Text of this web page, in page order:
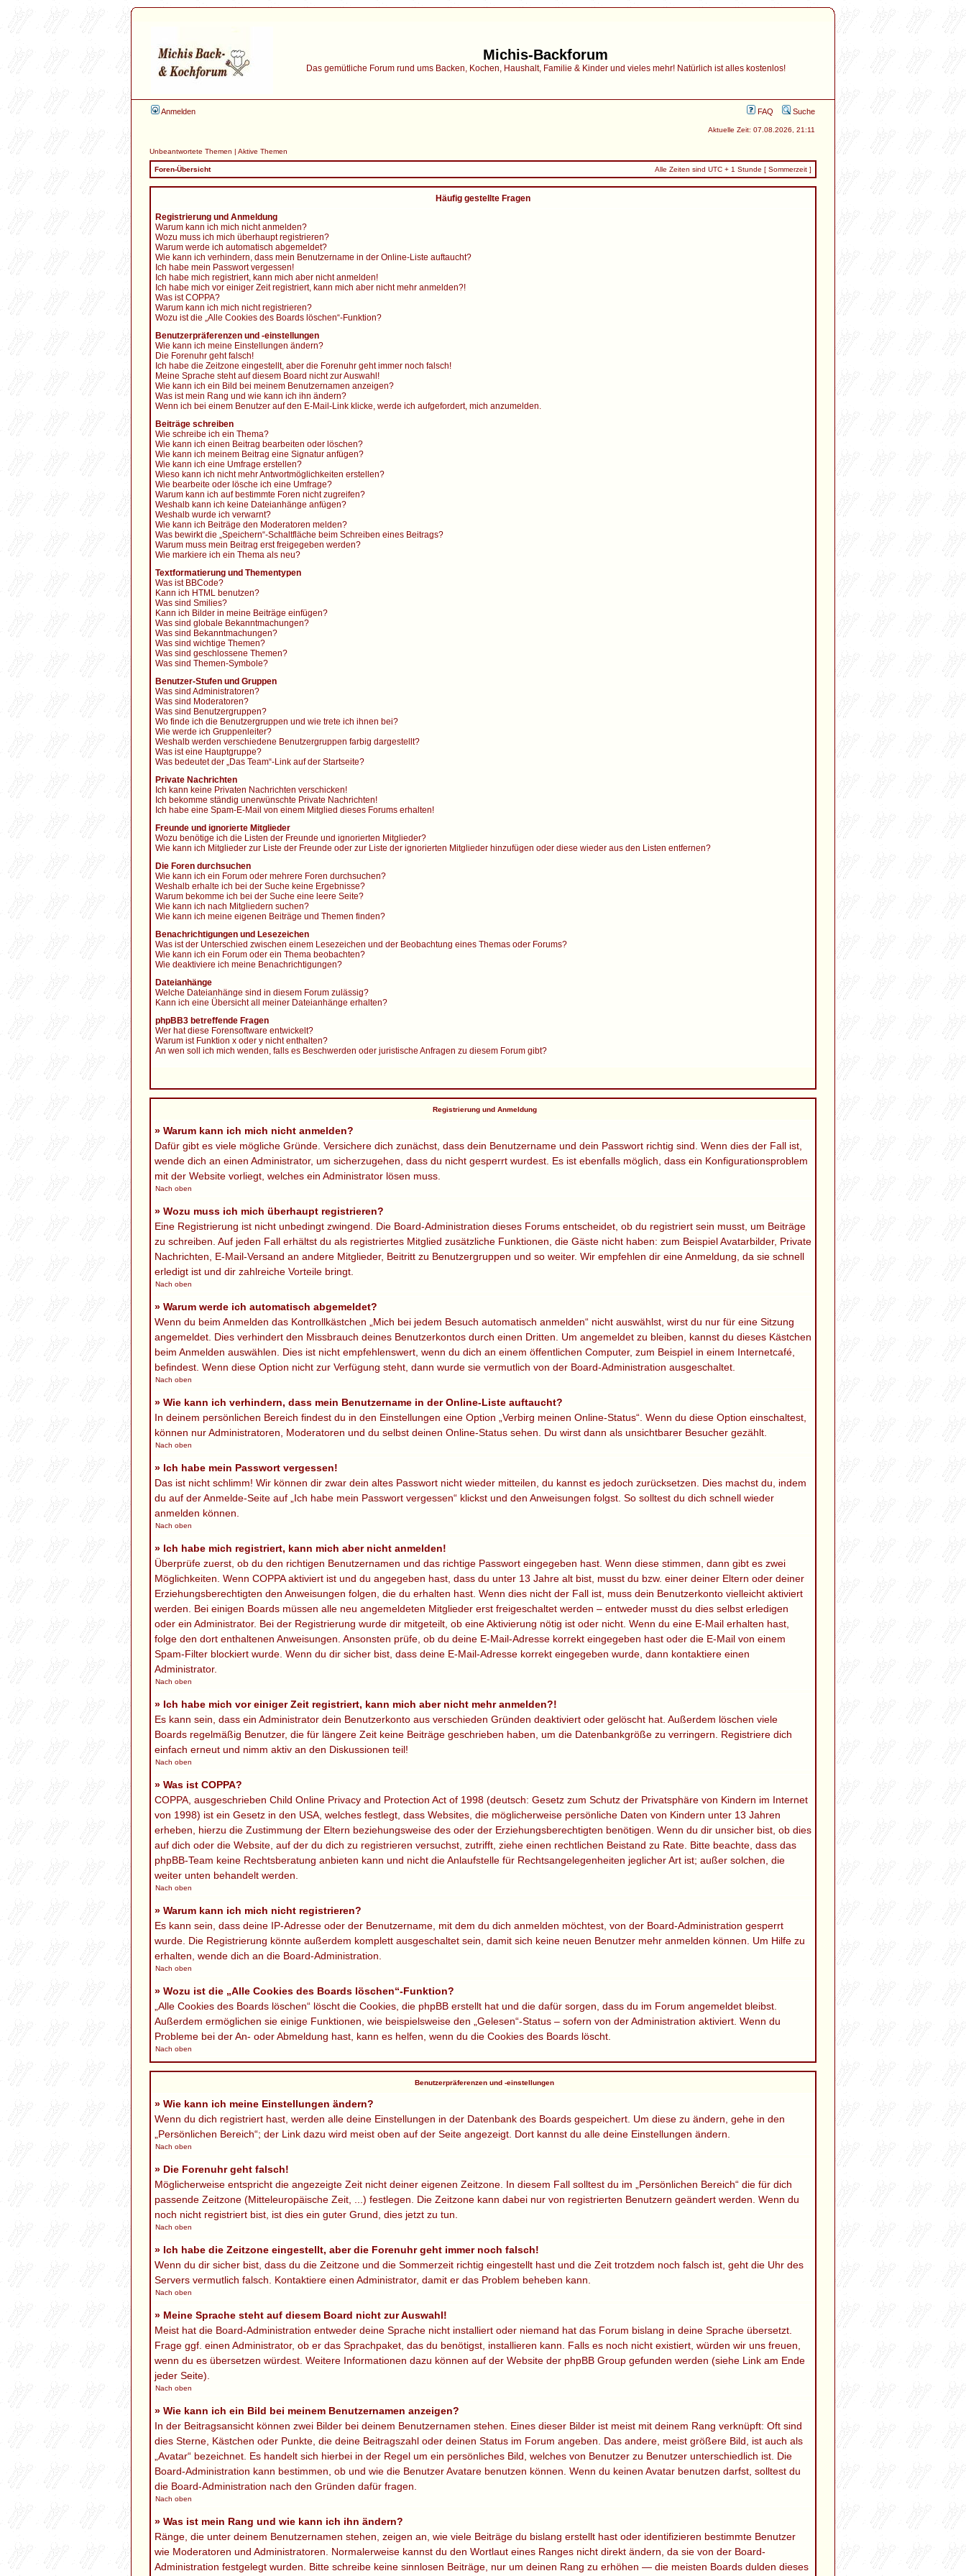
Michis-Backforum
Das gemütliche Forum rund ums Backen, Kochen, Haushalt, Familie & Kinder und vieles mehr! Natürlich ist alles kostenlos!
Anmelden FAQ Suche
Aktuelle Zeit: 07.08.2026, 21:11
Unbeantwortete Themen | Aktive Themen
Foren-Übersicht Alle Zeiten sind UTC + 1 Stunde [ Sommerzeit ]
Häufig gestellte Fragen
Registrierung und Anmeldung
Warum kann ich mich nicht anmelden?
Wozu muss ich mich überhaupt registrieren?
Warum werde ich automatisch abgemeldet?
Wie kann ich verhindern, dass mein Benutzername in der Online-Liste auftaucht?
Ich habe mein Passwort vergessen!
Ich habe mich registriert, kann mich aber nicht anmelden!
Ich habe mich vor einiger Zeit registriert, kann mich aber nicht mehr anmelden?!
Was ist COPPA?
Warum kann ich mich nicht registrieren?
Wozu ist die „Alle Cookies des Boards löschen“-Funktion?
Benutzerpräferenzen und -einstellungen
Wie kann ich meine Einstellungen ändern?
Die Forenuhr geht falsch!
Ich habe die Zeitzone eingestellt, aber die Forenuhr geht immer noch falsch!
Meine Sprache steht auf diesem Board nicht zur Auswahl!
Wie kann ich ein Bild bei meinem Benutzernamen anzeigen?
Was ist mein Rang und wie kann ich ihn ändern?
Wenn ich bei einem Benutzer auf den E-Mail-Link klicke, werde ich aufgefordert, mich anzumelden.
Beiträge schreiben
Wie schreibe ich ein Thema?
Wie kann ich einen Beitrag bearbeiten oder löschen?
Wie kann ich meinem Beitrag eine Signatur anfügen?
Wie kann ich eine Umfrage erstellen?
Wieso kann ich nicht mehr Antwortmöglichkeiten erstellen?
Wie bearbeite oder lösche ich eine Umfrage?
Warum kann ich auf bestimmte Foren nicht zugreifen?
Weshalb kann ich keine Dateianhänge anfügen?
Weshalb wurde ich verwarnt?
Wie kann ich Beiträge den Moderatoren melden?
Was bewirkt die „Speichern“-Schaltfläche beim Schreiben eines Beitrags?
Warum muss mein Beitrag erst freigegeben werden?
Wie markiere ich ein Thema als neu?
Textformatierung und Thementypen
Was ist BBCode?
Kann ich HTML benutzen?
Was sind Smilies?
Kann ich Bilder in meine Beiträge einfügen?
Was sind globale Bekanntmachungen?
Was sind Bekanntmachungen?
Was sind wichtige Themen?
Was sind geschlossene Themen?
Was sind Themen-Symbole?
Benutzer-Stufen und Gruppen
Was sind Administratoren?
Was sind Moderatoren?
Was sind Benutzergruppen?
Wo finde ich die Benutzergruppen und wie trete ich ihnen bei?
Wie werde ich Gruppenleiter?
Weshalb werden verschiedene Benutzergruppen farbig dargestellt?
Was ist eine Hauptgruppe?
Was bedeutet der „Das Team“-Link auf der Startseite?
Private Nachrichten
Ich kann keine Privaten Nachrichten verschicken!
Ich bekomme ständig unerwünschte Private Nachrichten!
Ich habe eine Spam-E-Mail von einem Mitglied dieses Forums erhalten!
Freunde und ignorierte Mitglieder
Wozu benötige ich die Listen der Freunde und ignorierten Mitglieder?
Wie kann ich Mitglieder zur Liste der Freunde oder zur Liste der ignorierten Mitglieder hinzufügen oder diese wieder aus den Listen entfernen?
Die Foren durchsuchen
Wie kann ich ein Forum oder mehrere Foren durchsuchen?
Weshalb erhalte ich bei der Suche keine Ergebnisse?
Warum bekomme ich bei der Suche eine leere Seite?
Wie kann ich nach Mitgliedern suchen?
Wie kann ich meine eigenen Beiträge und Themen finden?
Benachrichtigungen und Lesezeichen
Was ist der Unterschied zwischen einem Lesezeichen und der Beobachtung eines Themas oder Forums?
Wie kann ich ein Forum oder ein Thema beobachten?
Wie deaktiviere ich meine Benachrichtigungen?
Dateianhänge
Welche Dateianhänge sind in diesem Forum zulässig?
Kann ich eine Übersicht all meiner Dateianhänge erhalten?
phpBB3 betreffende Fragen
Wer hat diese Forensoftware entwickelt?
Warum ist Funktion x oder y nicht enthalten?
An wen soll ich mich wenden, falls es Beschwerden oder juristische Anfragen zu diesem Forum gibt?
Registrierung und Anmeldung
» Warum kann ich mich nicht anmelden?
Dafür gibt es viele mögliche Gründe. Versichere dich zunächst, dass dein Benutzername und dein Passwort richtig sind. Wenn dies der Fall ist,
wende dich an einen Administrator, um sicherzugehen, dass du nicht gesperrt wurdest. Es ist ebenfalls möglich, dass ein Konfigurationsproblem
mit der Website vorliegt, welches ein Administrator lösen muss.
Nach oben
» Wozu muss ich mich überhaupt registrieren?
Eine Registrierung ist nicht unbedingt zwingend. Die Board-Administration dieses Forums entscheidet, ob du registriert sein musst, um Beiträge
zu schreiben. Auf jeden Fall erhältst du als registriertes Mitglied zusätzliche Funktionen, die Gäste nicht haben: zum Beispiel Avatarbilder, Private
Nachrichten, E-Mail-Versand an andere Mitglieder, Beitritt zu Benutzergruppen und so weiter. Wir empfehlen dir eine Anmeldung, da sie schnell
erledigt ist und dir zahlreiche Vorteile bringt.
Nach oben
» Warum werde ich automatisch abgemeldet?
Wenn du beim Anmelden das Kontrollkästchen „Mich bei jedem Besuch automatisch anmelden“ nicht auswählst, wirst du nur für eine Sitzung
angemeldet. Dies verhindert den Missbrauch deines Benutzerkontos durch einen Dritten. Um angemeldet zu bleiben, kannst du dieses Kästchen
beim Anmelden auswählen. Dies ist nicht empfehlenswert, wenn du dich an einem öffentlichen Computer, zum Beispiel in einem Internetcafé,
befindest. Wenn diese Option nicht zur Verfügung steht, dann wurde sie vermutlich von der Board-Administration ausgeschaltet.
Nach oben
» Wie kann ich verhindern, dass mein Benutzername in der Online-Liste auftaucht?
In deinem persönlichen Bereich findest du in den Einstellungen eine Option „Verbirg meinen Online-Status“. Wenn du diese Option einschaltest,
können nur Administratoren, Moderatoren und du selbst deinen Online-Status sehen. Du wirst dann als unsichtbarer Besucher gezählt.
Nach oben
» Ich habe mein Passwort vergessen!
Das ist nicht schlimm! Wir können dir zwar dein altes Passwort nicht wieder mitteilen, du kannst es jedoch zurücksetzen. Dies machst du, indem
du auf der Anmelde-Seite auf „Ich habe mein Passwort vergessen“ klickst und den Anweisungen folgst. So solltest du dich schnell wieder
anmelden können.
Nach oben
» Ich habe mich registriert, kann mich aber nicht anmelden!
Überprüfe zuerst, ob du den richtigen Benutzernamen und das richtige Passwort eingegeben hast. Wenn diese stimmen, dann gibt es zwei
Möglichkeiten. Wenn COPPAaktiviert ist und du angegeben hast, dass du unter 13 Jahre alt bist, musst du bzw. einer deiner Eltern oder deiner
Erziehungsberechtigten den Anweisungen folgen, die du erhalten hast. Wenn dies nicht der Fall ist, muss dein Benutzerkonto vielleicht aktiviert
werden. Bei einigen Boards müssen alle neu angemeldeten Mitglieder erst freigeschaltet werden – entweder musst du dies selbst erledigen
oder ein Administrator. Bei der Registrierung wurde dir mitgeteilt, ob eine Aktivierung nötig ist oder nicht. Wenn du eine E-Mail erhalten hast,
folge den dort enthaltenen Anweisungen. Ansonsten prüfe, ob du deine E-Mail-Adresse korrekt eingegeben hast oder die E-Mail von einem
Spam-Filter blockiert wurde. Wenn du dir sicher bist, dass deine E-Mail-Adresse korrekt eingegeben wurde, dann kontaktiere einen
Administrator.
Nach oben
» Ich habe mich vor einiger Zeit registriert, kann mich aber nicht mehr anmelden?!
Es kann sein, dass ein Administrator dein Benutzerkonto aus verschieden Gründen deaktiviert oder gelöscht hat. Außerdem löschen viele
Boards regelmäßig Benutzer, die für längere Zeit keine Beiträge geschrieben haben, um die Datenbankgröße zu verringern. Registriere dich
einfach erneut und nimm aktiv an den Diskussionen teil!
Nach oben
» Was ist COPPA?
COPPA, ausgeschrieben Child Online Privacy and Protection Act of 1998 (deutsch: Gesetz zum Schutz der Privatsphäre von Kindern im Internet
von 1998) ist ein Gesetz in den USA, welches festlegt, dass Websites, die möglicherweise persönliche Daten von Kindern unter 13 Jahren
erheben, hierzu die Zustimmung der Eltern beziehungsweise des oder der Erziehungsberechtigten benötigen. Wenn du dir unsicher bist, ob dies
auf dich oder die Website, auf der du dich zu registrieren versuchst, zutrifft, ziehe einen rechtlichen Beistand zu Rate. Bitte beachte, dass das
phpBB-Team keine Rechtsberatung anbieten kann und nicht die Anlaufstelle für Rechtsangelegenheiten jeglicher Art ist; außer solchen, die
weiter unten behandelt werden.
Nach oben
» Warum kann ich mich nicht registrieren?
Es kann sein, dass deine IP-Adresse oder der Benutzername, mit dem du dich anmelden möchtest, von der Board-Administration gesperrt
wurde. Die Registrierung könnte außerdem komplett ausgeschaltet sein, damit sich keine neuen Benutzer mehr anmelden können. Um Hilfe zu
erhalten, wende dich an die Board-Administration.
Nach oben
» Wozu ist die „Alle Cookies des Boards löschen“-Funktion?
„Alle Cookies des Boards löschen“ löscht die Cookies, die phpBB erstellt hat und die dafür sorgen, dass du im Forum angemeldet bleibst.
Außerdem ermöglichen sie einige Funktionen, wie beispielsweise den „Gelesen“-Status – sofern von der Administration aktiviert. Wenn du
Probleme bei der An- oder Abmeldung hast, kann es helfen, wenn du die Cookies des Boards löscht.
Nach oben
Benutzerpräferenzen und -einstellungen
» Wie kann ich meine Einstellungen ändern?
Wenn du dich registriert hast, werden alle deine Einstellungen in der Datenbank des Boards gespeichert. Um diese zu ändern, gehe in den
„Persönlichen Bereich“; der Link dazu wird meist oben auf der Seite angezeigt. Dort kannst du alle deine Einstellungen ändern.
Nach oben
» Die Forenuhr geht falsch!
Möglicherweise entspricht die angezeigte Zeit nicht deiner eigenen Zeitzone. In diesem Fall solltest du im „Persönlichen Bereich“ die für dich
passende Zeitzone (Mitteleuropäische Zeit, ...) festlegen. Die Zeitzone kann dabei nur von registrierten Benutzern geändert werden. Wenn du
noch nicht registriert bist, ist dies ein guter Grund, dies jetzt zu tun.
Nach oben
» Ich habe die Zeitzone eingestellt, aber die Forenuhr geht immer noch falsch!
Wenn du dir sicher bist, dass du die Zeitzone und die Sommerzeit richtig eingestellt hast und die Zeit trotzdem noch falsch ist, geht die Uhr des
Servers vermutlich falsch. Kontaktiere einen Administrator, damit er das Problem beheben kann.
Nach oben
» Meine Sprache steht auf diesem Board nicht zur Auswahl!
Meist hat die Board-Administration entweder deine Sprache nicht installiert oder niemand hat das Forum bislang in deine Sprache übersetzt.
Frage ggf. einen Administrator, ob er das Sprachpaket, das du benötigst, installieren kann. Falls es noch nicht existiert, würden wir uns freuen,
wenn du es übersetzen würdest. Weitere Informationen dazu können auf der Website der phpBB Group gefunden werden (siehe Link am Ende
jeder Seite).
Nach oben
» Wie kann ich ein Bild bei meinem Benutzernamen anzeigen?
In der Beitragsansicht können zwei Bilder bei deinem Benutzernamen stehen. Eines dieser Bilder ist meist mit deinem Rang verknüpft: Oft sind
dies Sterne, Kästchen oder Punkte, die deine Beitragszahl oder deinen Status im Forum angeben. Das andere, meist größere Bild, ist auch als
„Avatar“ bezeichnet. Es handelt sich hierbei in der Regel um ein persönliches Bild, welches von Benutzer zu Benutzer unterschiedlich ist. Die
Board-Administration kann bestimmen, ob und wie die Benutzer Avatare benutzen können. Wenn du keinen Avatar benutzen darfst, solltest du
die Board-Administration nach den Gründen dafür fragen.
Nach oben
» Was ist mein Rang und wie kann ich ihn ändern?
Ränge, die unter deinem Benutzernamen stehen, zeigen an, wie viele Beiträge du bislang erstellt hast oder identifizieren bestimmte Benutzer
wie Moderatoren und Administratoren. Normalerweise kannst du den Wortlaut eines Ranges nicht direkt ändern, da sie von der Board-
Administration festgelegt wurden. Bitte schreibe keine sinnlosen Beiträge, nur um deinen Rang zu erhöhen — die meisten Boards dulden dieses